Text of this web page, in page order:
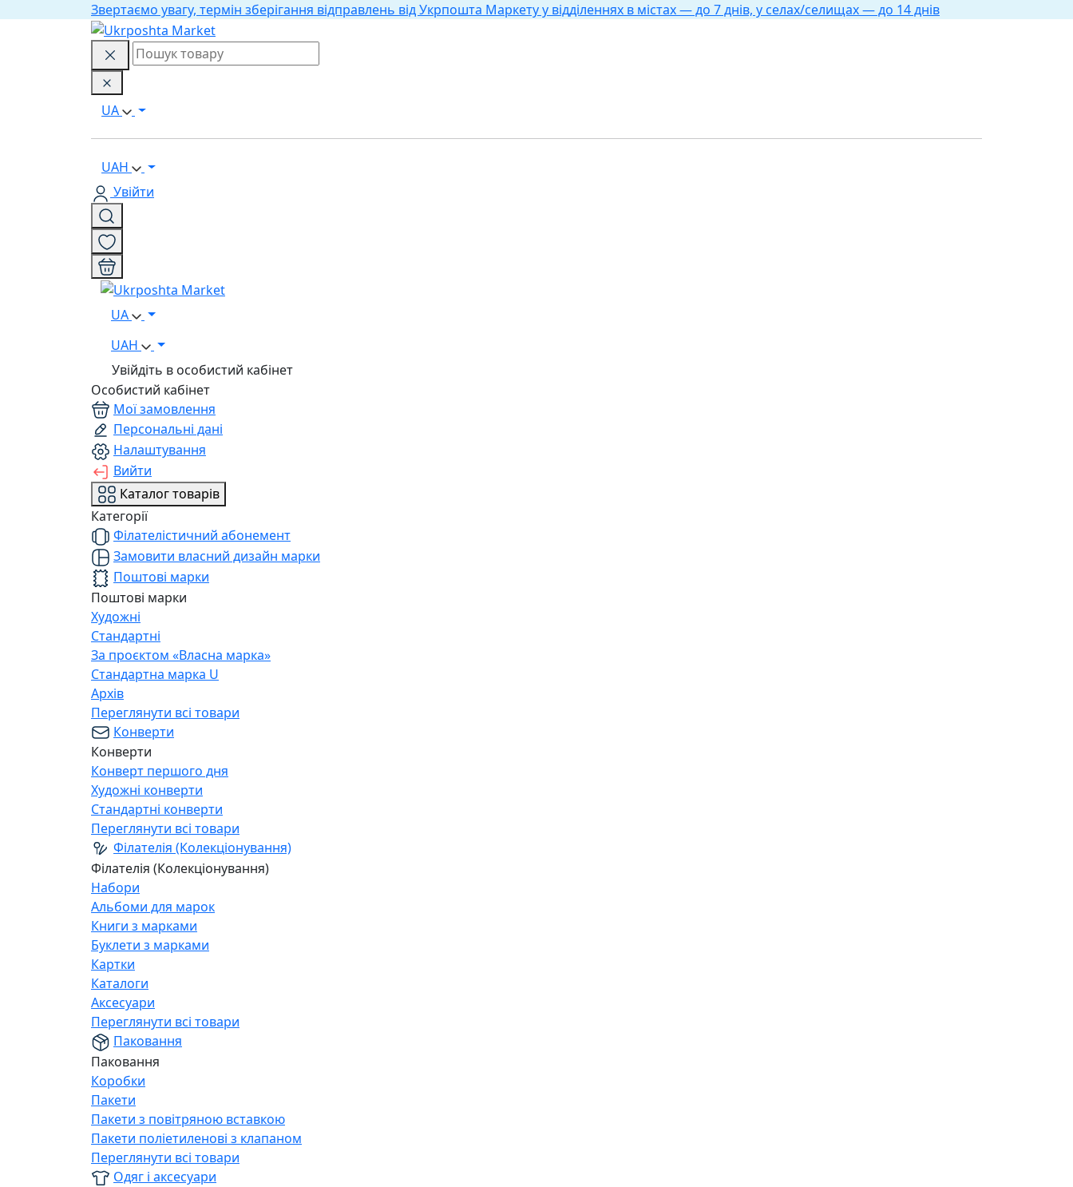
Звертаємо увагу, термін зберігання відправлень від Укрпошта Маркету у відділеннях в містах — до 7 днів, у селах/селищах — до 14 днів
UA
UAH
Увійти
UA
UAH
Увійдіть в особистий кабінет
Особистий кабінет
Мої замовлення
Персональні дані
Налаштування
Вийти
Каталог товарів
Категорії
Філателістичний абонемент
Замовити власний дизайн марки
Поштові марки
Поштові марки
Художні
Стандартні
За проєктом «Власна марка»
Стандартна марка U
Архів
Переглянути всі товари
Конверти
Конверти
Конверт першого дня
Художні конверти
Стандартні конверти
Переглянути всі товари
Філателія (Колекціонування)
Філателія (Колекціонування)
Набори
Альбоми для марок
Книги з марками
Буклети з марками
Картки
Каталоги
Аксесуари
Переглянути всі товари
Паковання
Паковання
Коробки
Пакети
Пакети з повітряною вставкою
Пакети поліетиленові з клапаном
Переглянути всі товари
Одяг і аксесуари